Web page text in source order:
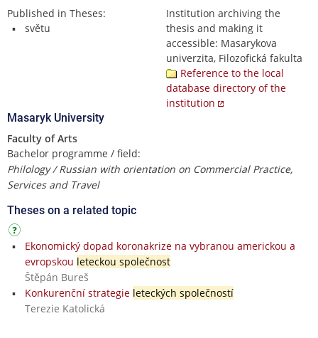
Published in Theses:
světu
Institution archiving the
thesis and making it
accessible: Masarykova
univerzita, Filozofická fakulta
Reference to the local
database directory of the
institution
Masaryk University
Faculty of Arts
Bachelor programme / field:
Philology / Russian with orientation on Commercial Practice,
Services and Travel
Theses on a related topic
Ekonomický dopad koronakrize na vybranou americkou a
evropskou leteckou společnost
Štěpán Bureš
Konkurenční strategie leteckých společností
Terezie Katolická